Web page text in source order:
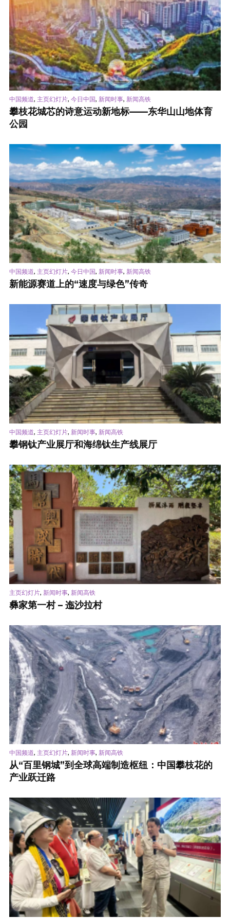
中国频道, 主页幻灯片, 今日中国, 新闻时事, 新闻高铁
攀枝花城芯的诗意运动新地标——东华山山地体育
公园
中国频道, 主页幻灯片, 今日中国, 新闻时事, 新闻高铁
新能源赛道上的“速度与绿色”传奇
中国频道, 主页幻灯片, 新闻时事, 新闻高铁
攀钢钛产业展厅和海绵钛生产线展厅
主页幻灯片, 新闻时事, 新闻高铁
彝家第一村 – 迤沙拉村
中国频道, 主页幻灯片, 新闻时事, 新闻高铁
从“百里钢城”到全球高端制造枢纽：中国攀枝花的
产业跃迁路